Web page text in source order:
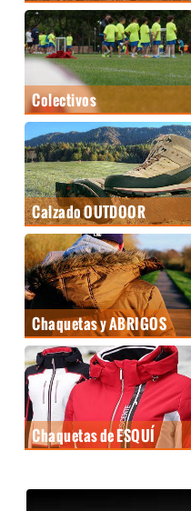
Colectivos
Calzado OUTDOOR
Chaquetas y ABRIGOS
Chaquetas de ESQUÍ